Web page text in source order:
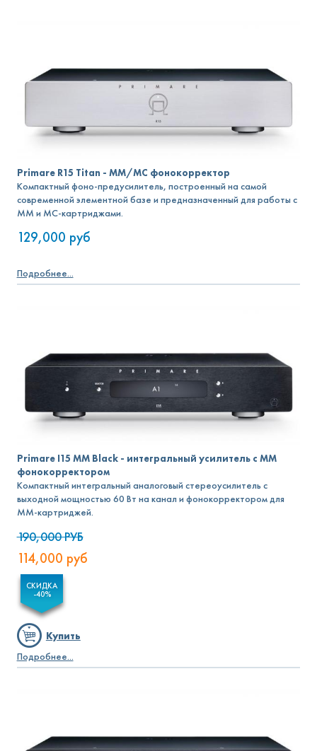
Primare R15 Titan - MM/MC фонокорректор
Компактный фоно-предусилитель, построенный на самой
современной элементной базе и предназначенный для работы с
MM и MC-картриджами.
129,000 руб
Подробнее...
Primare I15 MM Black - интегральный усилитель с MM
фонокорректором
Компактный интегральный аналоговый стереоусилитель с
выходной мощностью 60 Вт на канал и фонокорректором для
MM-картриджей.
190,000РУБ
114,000 руб
СКИДКА
-40%
Купить
Подробнее...